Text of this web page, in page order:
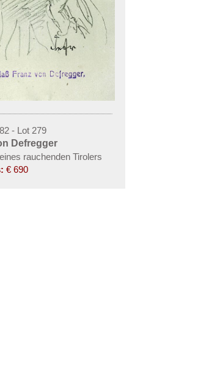
- Lot 279
Defregger
rauchenden Tirolers
€ 690